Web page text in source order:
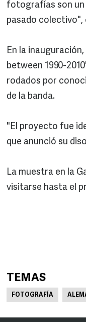
fotografías son un
pasado colectivo",
En la
between 1990-
rodados por
de la banda.
"El proyecto fue
que anunció su
La muestra en la
visitarse hasta el
TEMAS
FOTOGRAFÍA